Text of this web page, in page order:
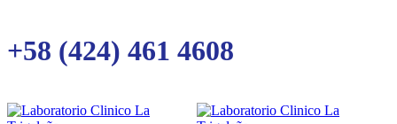
+58 (424) 461 4608